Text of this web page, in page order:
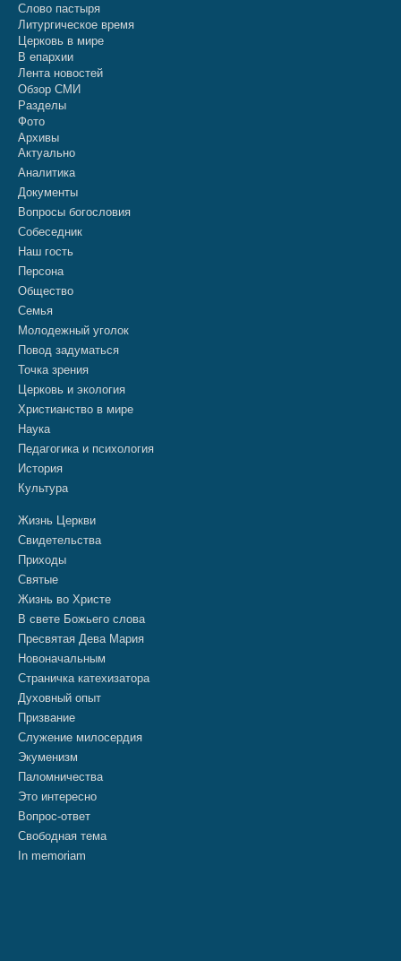
Слово пастыря
Литургическое время
Церковь в мире
В епархии
Лента новостей
Обзор СМИ
Разделы
Фото
Архивы
Актуально
Аналитика
Документы
Вопросы богословия
Собеседник
Наш гость
Персона
Общество
Семья
Молодежный уголок
Повод задуматься
Точка зрения
Церковь и экология
Христианство в мире
Наука
Педагогика и психология
История
Культура
Жизнь Церкви
Свидетельства
Приходы
Святые
Жизнь во Христе
В свете Божьего слова
Пресвятая Дева Мария
Новоначальным
Страничка катехизатора
Духовный опыт
Призвание
Служение милосердия
Экуменизм
Паломничества
Это интересно
Вопрос-ответ
Свободная тема
In memoriam